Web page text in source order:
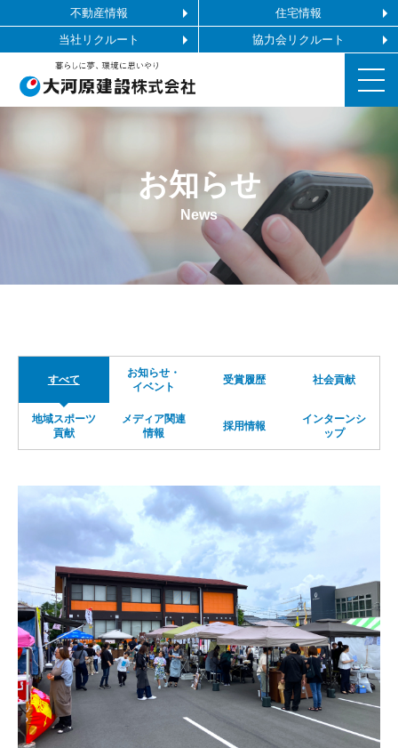
不動産情報
住宅情報
当社リクルート
協力会リクルート
協力会社の皆様へ
お問い合わせ
サイトマップ
施工ギャラリー お知らせ
News
すべて
お知らせ・
イベント
受賞履歴 社会貢献
地域スポーツ
貢献
メディア関連
情報
採用情報
インターンシ
ップ